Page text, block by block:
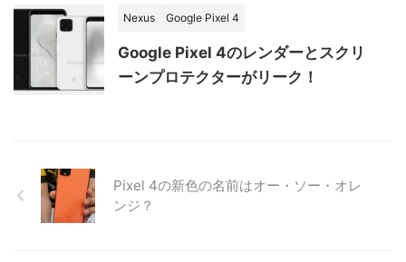
Nexus Google Pixel 4
Google Pixel 4のレンダーとスクリ
ーンプロテクターがリーク！
Pixel 4の新色の名前はオー・ソー・オレ
ンジ？